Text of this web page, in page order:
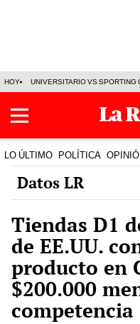
HOY UNIVERSITARIO VS SPORTING
LO ÚLTIMO POLÍTICA
Datos LR
Tiendas D1
de EE.UU.
producto en
$200.000
competencia